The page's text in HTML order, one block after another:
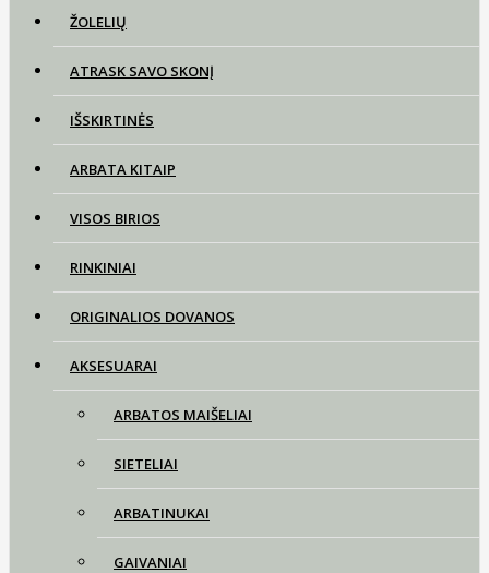
ŽOLELIŲ
ATRASK SAVO SKONĮ
IŠSKIRTINĖS
ARBATA KITAIP
VISOS BIRIOS
RINKINIAI
ORIGINALIOS DOVANOS
AKSESUARAI
ARBATOS MAIŠELIAI
SIETELIAI
ARBATINUKAI
GAIVANIAI